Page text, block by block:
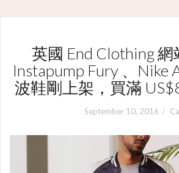
英國 End Clothing 網
Instapump Fury 、Nike
波鞋剛上架，買滿
September 10, 2016